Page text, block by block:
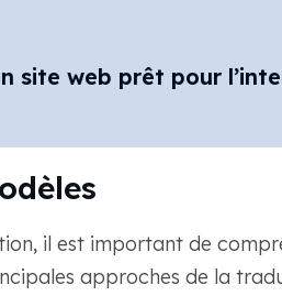
site web prêt pour
il est important de
approches de la